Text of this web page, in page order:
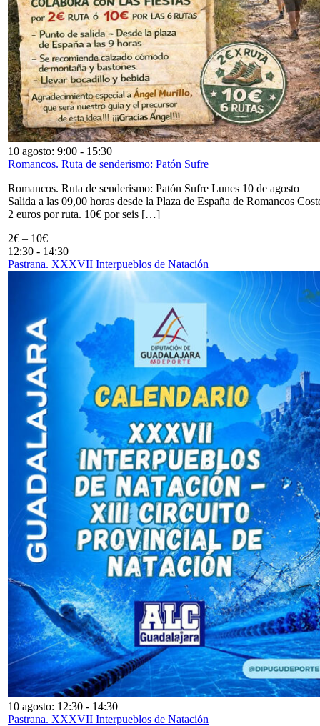
10 agosto: 9:00 - 15:30
Romancos. Ruta de senderismo: Patón Sufre
Romancos. Ruta de senderismo: Patón Sufre Lunes 10 de agosto
Salida a las 09,00 horas desde la Plaza de España de Romancos
2 euros por ruta. 10€ por seis […]
2€ – 10€
12:30 - 14:30
Pastrana. XXXVII Interpueblos de Natación
10 agosto: 12:30 - 14:30
Pastrana. XXXVII Interpueblos de Natación